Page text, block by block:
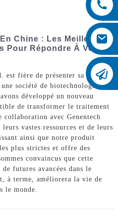
Chine : Les Meilleurs
Pour Répondre À Vos
fière de présenter sa dernière
société de biotechnologie de
développé un nouveau
de transformer le traitement
collaboration avec Genentech
vastes ressources et de leurs
ainsi que notre produit
plus strictes et offre des
convaincus que cette
futures avancées dans le
à terme, améliorera la vie de
le monde.